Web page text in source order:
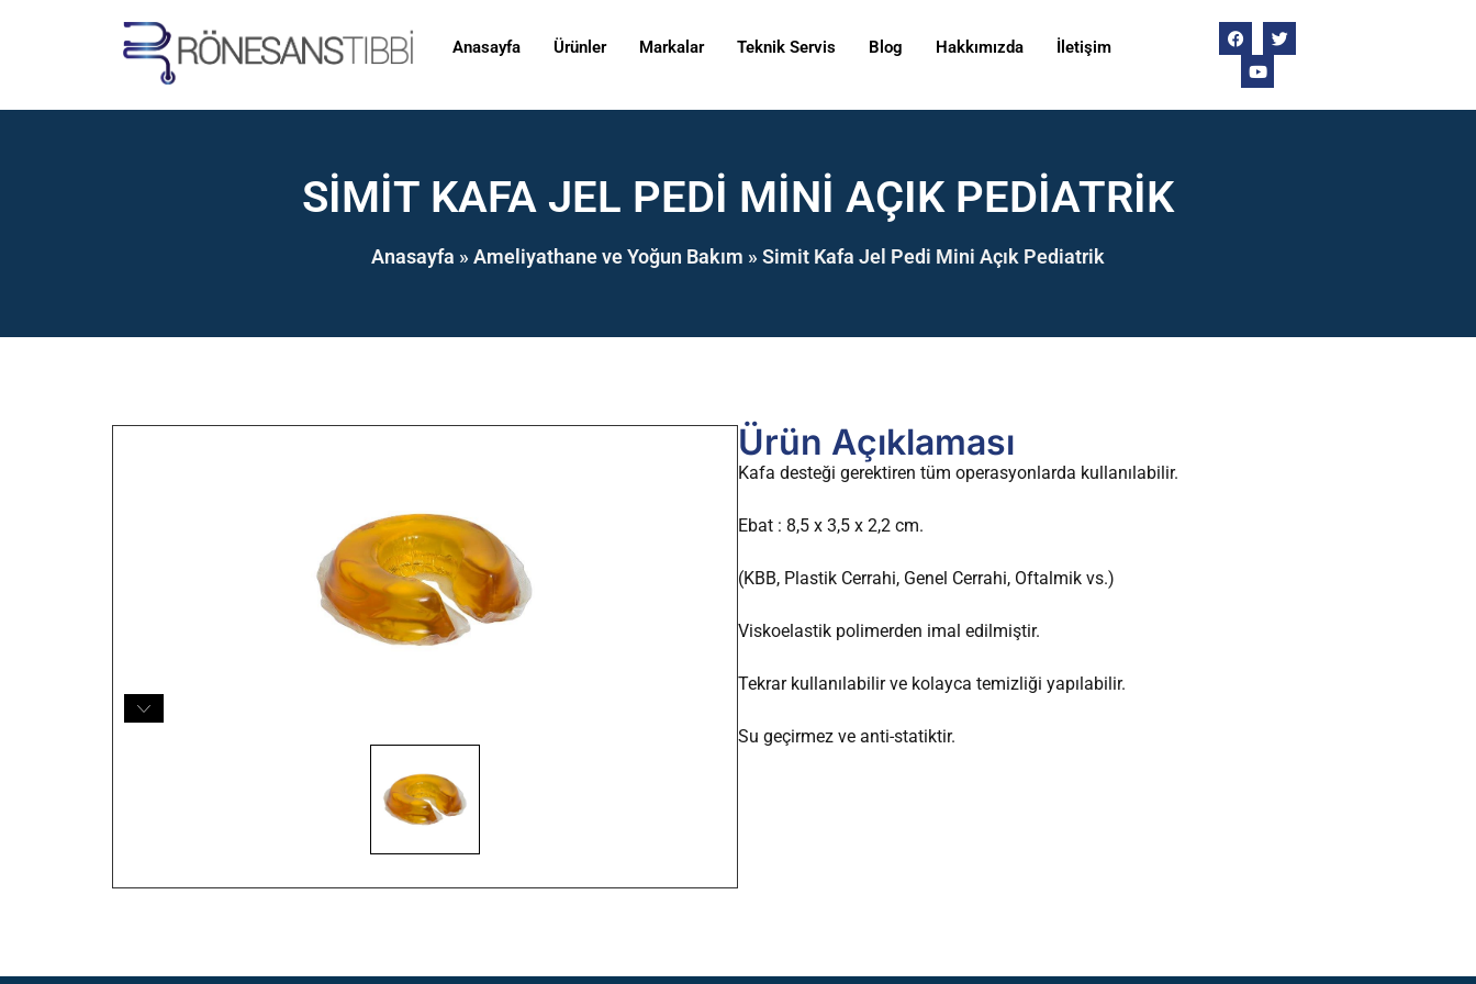
Anasayfa Ürünler Markalar Teknik Servis Blog Hakkımızda İletişim
SIMIT KAFA JEL PEDI MINI AÇIK PEDIATRIK
Anasayfa » Ameliyathane ve Yoğun Bakım » Simit Kafa Jel Pedi Mini Açık Pediatrik
Ürün Açıklaması
Kafa desteği gerektiren tüm operasyonlarda kullanılabilir.
Ebat : 8,5 x 3,5 x 2,2 cm.
(KBB, Plastik Cerrahi, Genel Cerrahi, Oftalmik vs.)
Viskoelastik polimerden imal edilmiştir.
Tekrar kullanılabilir ve kolayca temizliği yapılabilir.
Su geçirmez ve anti-statiktir.